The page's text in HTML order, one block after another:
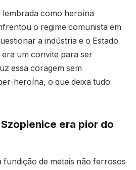
lembrada como heroína
o regime comunista em
a indústria e o Estado
um convite para ser
essa coragem sem
heroína, o que deixa tudo
era pior do
fundição de metais não ferrosos